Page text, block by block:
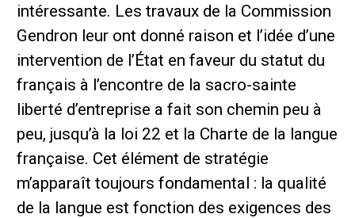
intéressante. Les travaux de la Commission
Gendron leur ont donné raison et l’idée d’une
intervention de l’État en faveur du statut du
français à l’encontre de la sacro-sainte
liberté d’entreprise a fait son chemin peu à
peu, jusqu’à la loi 22 et la Charte de la langue
française. Cet élément de stratégie
m’apparaît toujours fondamental : la qualité
de la langue est fonction des exigences des